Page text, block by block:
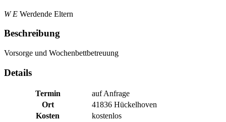
W E Werdende Eltern
Beschreibung
Vorsorge und Wochenbettbetreuung
Details
Termin
auf Anfrage
Ort
41836 Hückelhoven
Kosten
kostenlos